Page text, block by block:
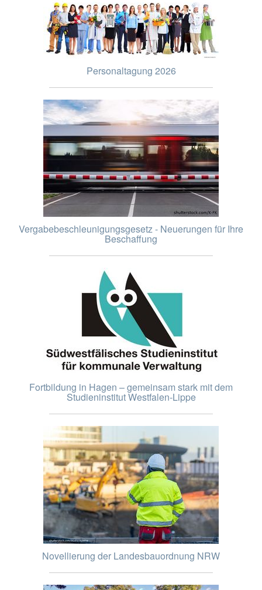
Personaltagung 2026
Vergabebeschleunigungsgesetz - Neuerungen für Ihre
Beschaffung
Fortbildung in Hagen – gemeinsam stark mit dem
Studieninstitut Westfalen-Lippe
Novellierung der Landesbauordnung NRW